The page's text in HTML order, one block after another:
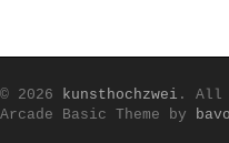
2026 kunsthochzwei . All
Basic Theme by